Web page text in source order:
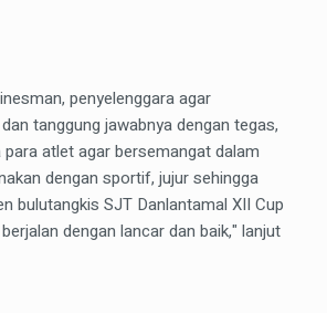
penyelenggara agar
tanggung jawabnya dengan tegas,
para atlet agar bersemangat dalam
dengan sportif, jujur sehingga
bulutangkis SJT Danlantamal XII Cup
dengan lancar dan baik," lanjut